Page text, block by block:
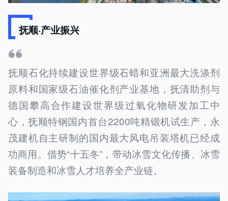
抚顺·产业振兴
抚顺石化持续建设世界级石蜡和亚洲最大洗涤剂
原料和国家级石油催化剂产业基地，抚清助剂与
德国攀高合作建设世界级过氧化物研发加工中
心，抚顺特钢国内首台2200吨精锻机试生产，永
茂建机自主研制的国内最大风电吊装塔机已经成
功商用。借势“十五冬”，带动冰雪文化传播、冰雪
装备制造和冰雪人才培养全产业链。